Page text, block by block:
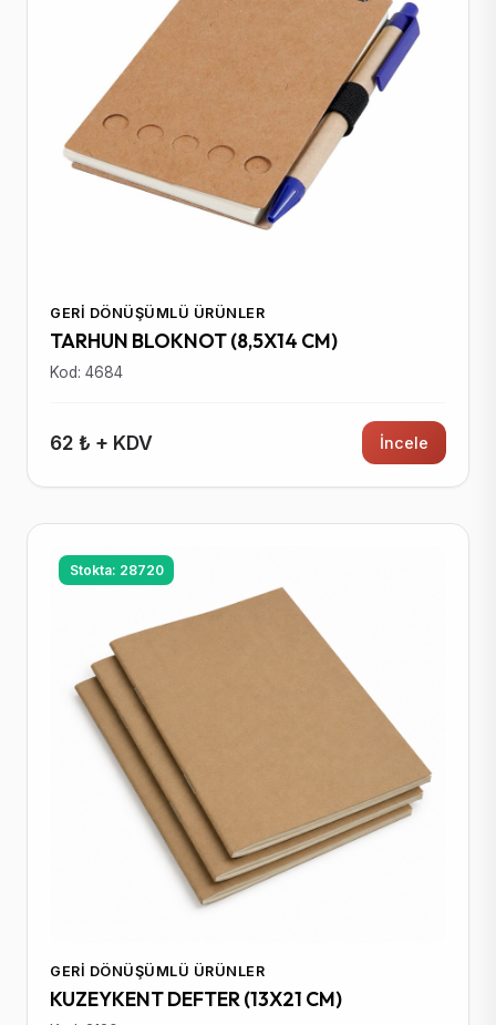
GERI DÖNÜŞÜMLÜ ÜRÜNLER
TARHUN BLOKNOT (8,5X14 CM)
Kod: 4684
62 ₺ + KDV İncele
Stokta: 28720
GERI DÖNÜŞÜMLÜ ÜRÜNLER
KUZEYKENT DEFTER (13X21 CM)